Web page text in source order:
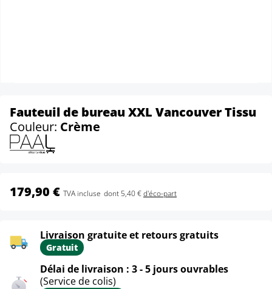
Fauteuil de bureau XXL Vancouver Tissu
Couleur: Crème
179,90 € TVA incluse dont 5,40 €d'éco-part
Livraison gratuite et retours gratuits
Gratuit
Délai de livraison : 3 - 5 jours ouvrables
(Service de colis)